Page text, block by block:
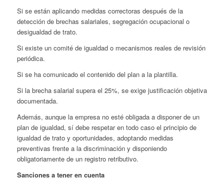
Si se están aplicando medidas correctoras después de la
detección de brechas salariales, segregación ocupacional o
desigualdad de trato.
Si existe un comité de igualdad o mecanismos reales de revisión
periódica.
Si se ha comunicado el contenido del plan a la plantilla.
Si la brecha salarial supera el 25%, se exige justificación objetiva
documentada.
Además, aunque la empresa no esté obligada a disponer de un
plan de igualdad, sí debe respetar en todo caso el principio de
igualdad de trato y oportunidades, adoptando medidas
preventivas frente a la discriminación y disponiendo
obligatoriamente de un registro retributivo.
Sanciones a tener en cuenta